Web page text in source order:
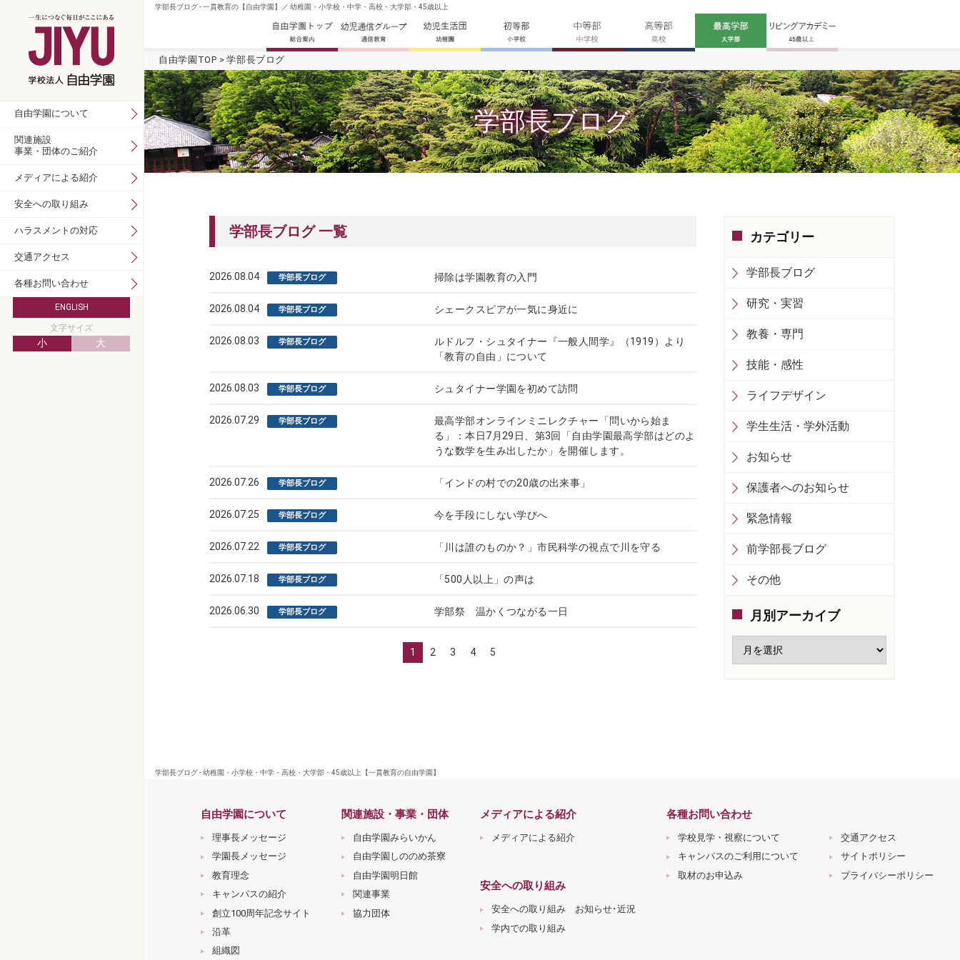
学部長ブログ - 一貫教育の【自由学園】／ 幼稚園・小学校・中学・高校・大学部・45歳以上
自由学園TOP 学部長ブログ
学部長ブログ
学部長ブログ 一覧
2026.08.04 学部長ブログ 掃除は学園教育の入門
2026.08.04 学部長ブログ シェークスピアが一気に身近に
2026.08.03 学部長ブログ
ルドルフ・シュタイナー『一般人間学』（1919）より
「教育の自由」について
2026.08.03 学部長ブログ シュタイナー学園を初めて訪問
2026.07.29 学部長ブログ
最高学部オンラインミニレクチャー「問いから始ま
る」：本日7月29日、第3回「自由学園最高学部はどのよ
うな数学を生み出したか」を開催します。
2026.07.26 学部長ブログ 「インドの村での20歳の出来事」
2026.07.25 学部長ブログ 今を手段にしない学びへ
2026.07.22 学部長ブログ 「川は誰のものか？」市民科学の視点で川を守る
2026.07.18 学部長ブログ 「500人以上」の声は
2026.06.30 学部長ブログ 学部祭 温かくつながる一日
1 2 3 4 5
カテゴリー
学部長ブログ
研究・実習
教養・専門
技能・感性
ライフデザイン
学生生活・学外活動
お知らせ
保護者へのお知らせ
緊急情報
前学部長ブログ
その他
月別アーカイブ
学部長ブログ - 幼稚園・小学校・中学・高校・大学部・45歳以上【一貫教育の自由学園】
自由学園について
理事長メッセージ
学園長メッセージ
教育理念
キャンパスの紹介
創立100周年記念サイト
沿革
組織図
関連施設・事業・団体
自由学園みらいかん
自由学園しののめ茶寮
自由学園明日館
関連事業
協力団体
メディアによる紹介
メディアによる紹介
安全への取り組み
安全への取り組み お知らせ･近況
学内での取り組み
各種お問い合わせ
学校見学・視察について
キャンパスのご利用について
取材のお申込み
交通アクセス
サイトポリシー
プライバシーポリシー
自由学園について
関連施設
事業・団体のご紹介
メディアによる紹介
安全への取り組み
ハラスメントの対応
交通アクセス
各種お問い合わせ
ENGLISH
文字サイズ
小 大